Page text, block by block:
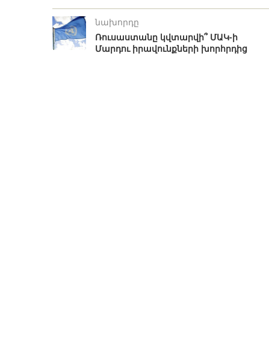
նախորդը
Ռուսաստանը կվտարվի՞ ՄԱԿ-ի
Մարդու իրավունքների խորհրդից